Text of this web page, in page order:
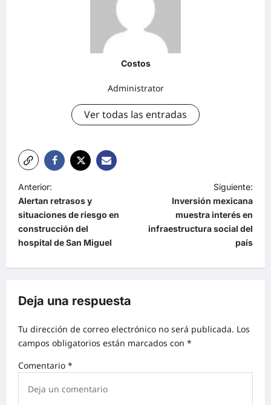
Costos
Administrator
Ver todas las entradas
Anterior:
Alertan retrasos y
situaciones de riesgo en
construcción del
hospital de San Miguel
Siguiente:
Inversión mexicana
muestra interés en
infraestructura social del
país
Deja una respuesta
Tu dirección de correo electrónico no será publicada. Los
campos obligatorios están marcados con *
Comentario *